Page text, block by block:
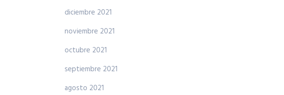
diciembre 2021
noviembre 2021
octubre 2021
septiembre 2021
agosto 2021